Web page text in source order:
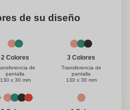
de su diseño
2 Colores
de
pantalla
130 x 30 mm
3 Colores
Transferencia de
pantalla
130 x 30 mm